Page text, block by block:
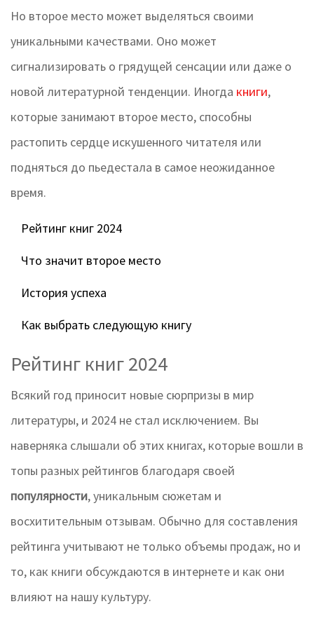
Но второе место может выделяться своими
уникальными качествами. Оно может
сигнализировать о грядущей сенсации или даже о
новой литературной тенденции. Иногда книги,
которые занимают второе место, способны
растопить сердце искушенного читателя или
подняться до пьедестала в самое неожиданное
время.
Рейтинг книг 2024
Что значит второе место
История успеха
Как выбрать следующую книгу
Рейтинг книг 2024
Всякий год приносит новые сюрпризы в мир
литературы, и 2024 не стал исключением. Вы
наверняка слышали об этих книгах, которые вошли в
топы разных рейтингов благодаря своей
популярности, уникальным сюжетам и
восхитительным отзывам. Обычно для составления
рейтинга учитывают не только объемы продаж, но и
то, как книги обсуждаются в интернете и как они
влияют на нашу культуру.